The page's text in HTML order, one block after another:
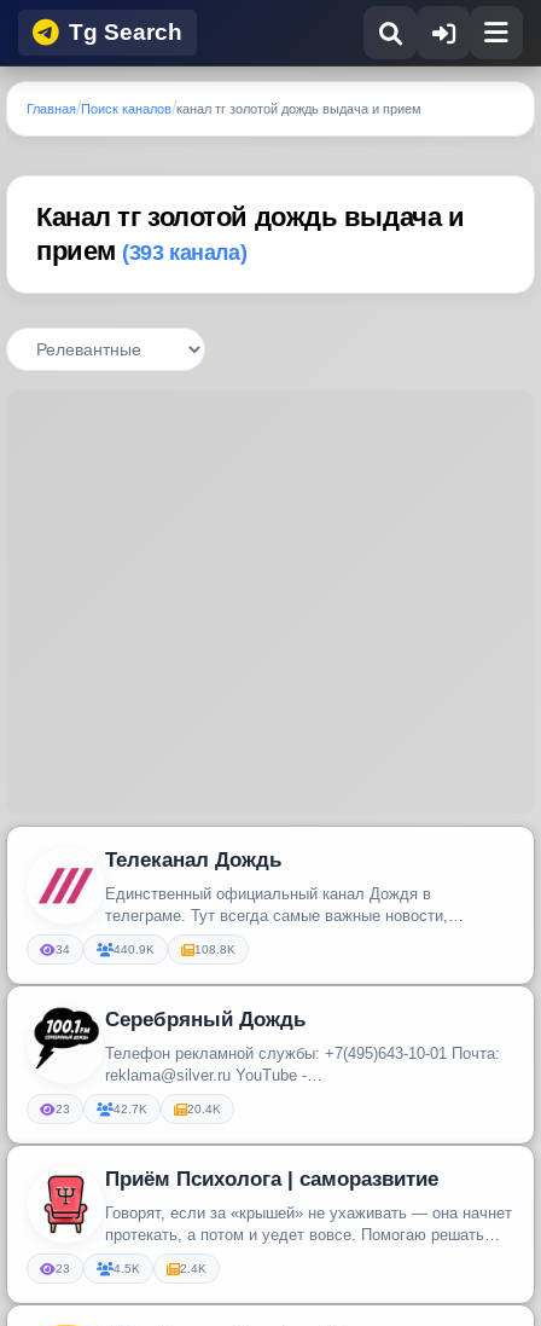
Tg Search
Главная Поиск каналов канал тг золотой дождь выдача и прием
Канал тг золотой дождь выдача и
прием (393 канала)
Телеканал Дождь
Единственный официальный канал Дождя в
телеграме. Тут всегда самые важные новости,
фотографии и немного опечаток
34 440.9K 108.8K
Серебряный Дождь
Телефон рекламной службы: +7(495)643-10-01 Почта:
reklama@silver.ru YouTube -
youtube.com/user/wwwsilverru Instagram - i...
23 42.7K 20.4K
Приём Психолога | саморазвитие
Говорят, если за «крышей» не ухаживать — она начнет
протекать, а потом и уедет вовсе. Помогаю решать
проблемы с внутрен...
23 4.5K 2.4K